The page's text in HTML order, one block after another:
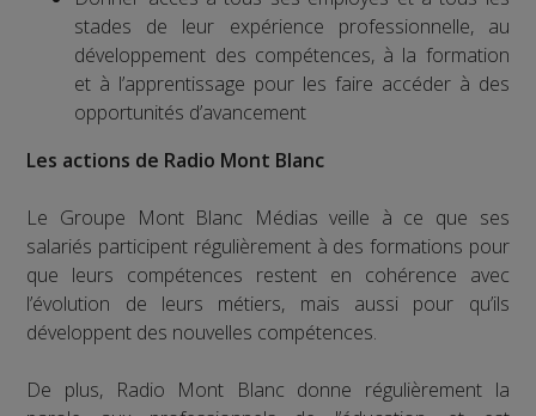
stades de leur expérience professionnelle, au
développement des compétences, à la formation
et à l’apprentissage pour les faire accéder à des
opportunités d’avancement
Les actions de Radio Mont Blanc
Le Groupe Mont Blanc Médias veille à ce que ses
salariés participent régulièrement à des formations pour
que leurs compétences restent en cohérence avec
l’évolution de leurs métiers, mais aussi pour qu’ils
développent des nouvelles compétences.
De plus, Radio Mont Blanc donne régulièrement la